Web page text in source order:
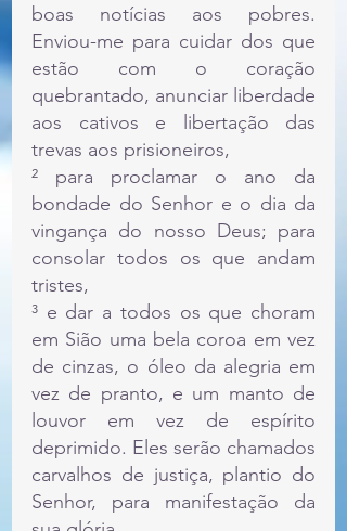
boas notícias aos pobres.
Enviou-me para cuidar dos que
estão com o coração
quebrantado, anunciar liberdade
aos cativos e libertação das
trevas aos prisioneiros,
² para proclamar o ano da
bondade do Senhor e o dia da
vingança do nosso Deus; para
consolar todos os que andam
tristes,
³ e dar a todos os que choram
em Sião uma bela coroa em vez
de cinzas, o óleo da alegria em
vez de pranto, e um manto de
louvor em vez de espírito
deprimido. Eles serão chamados
carvalhos de justiça, plantio do
Senhor, para manifestação da